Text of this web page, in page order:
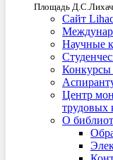
Площадь
Сайт
Научные
Конкурсы
Центр
трудовых
О